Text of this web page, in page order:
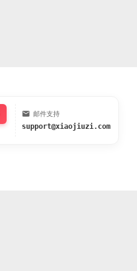
邮件支持
support@xiaojiuzi.com